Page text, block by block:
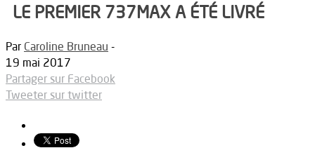
LE PREMIER 737MAX A ÉTÉ LIVRÉ
Par Caroline Bruneau -
19 mai 2017
Partager sur Facebook
Tweeter sur twitter